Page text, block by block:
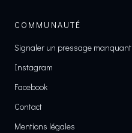
COMMUNAUTÉ
Signaler un pressage manquant
Instagram
Facebook
Contact
Mentions légales